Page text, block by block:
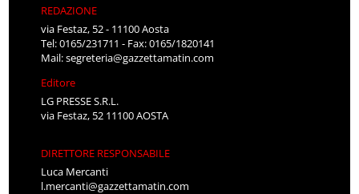
REDAZIONE
via Festaz, 52 - 11100 Aosta
Tel: 0165/231711 - Fax: 0165/1820141
Mail:segreteria@gazzettamatin.com
Editore
LG PRESSE S.R.L.
via Festaz, 52 11100 AOSTA
DIRETTORE RESPONSABILE
Luca Mercanti
l.mercanti@gazzettamatin.com